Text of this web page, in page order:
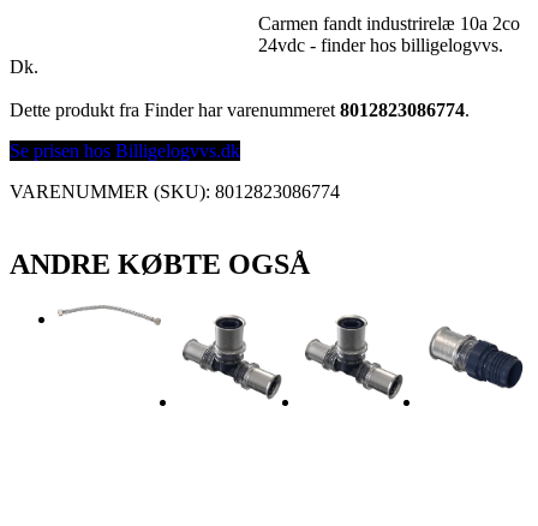
Carmen fandt industrirelæ 10a 2co
24vdc - finder hos billigelogvvs.
Dk.
Dette produkt fra Finder har varenummeret 8012823086774.
Se prisen hos Billigelogvvs.dk
VARENUMMER (SKU): 8012823086774
ANDRE KØBTE OGSÅ